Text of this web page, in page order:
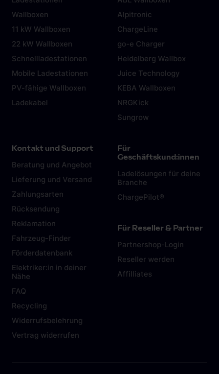
Wallboxen
11 kW Wallboxen
22 kW Wallboxen
Schnellladestationen
Mobile Ladestationen
PV-fähige Wallboxen
Ladekabel
Alpitronic
ChargeLine
go-e Charger
Heidelberg Wallbox
Juice Technology
KEBA Wallboxen
NRGKick
Sungrow
Kontakt und Support
Beratung und Angebot
Lieferung und Versand
Zahlungsarten
Rücksendung
Reklamation
Fahrzeug-Finder
Förderdatenbank
Elektriker:in in deiner
Nähe
FAQ
Recycling
Widerrufsbelehrung
Vertrag widerrufen
Für
Geschäftskund:innen
Ladelösungen für deine
Branche
ChargePilot®
Für Reseller & Partner
Partnershop-Login
Reseller werden
Affilliates